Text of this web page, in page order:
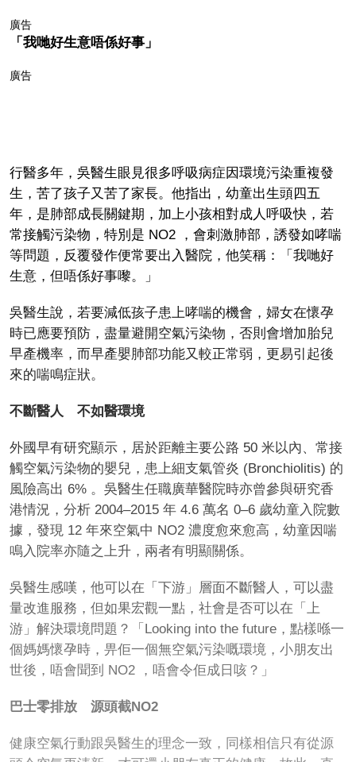
廣告
「我哋好生意唔係好事」
廣告
行醫多年，吳醫生眼見很多呼吸病症因環境污染重複發
生，苦了孩子又苦了家長。他指出，幼童出生頭四五
年，是肺部成長關鍵期，加上小孩相對成人呼吸快，若
常接觸污染物，特別是 NO2 ，會刺激肺部，誘發如哮喘
等問題，反覆發作便常要出入醫院，他笑稱：「我哋好
生意，但唔係好事嚟。」
吳醫生說，若要減低孩子患上哮喘的機會，婦女在懷孕
時已應要預防，盡量避開空氣污染物，否則會增加胎兒
早產機率，而早產嬰肺部功能又較正常弱，更易引起後
來的喘鳴症狀。
不斷醫人 不如醫環境
外國早有研究顯示，居於距離主要公路 50 米以內、常接
觸空氣污染物的嬰兒，患上細支氣管炎 (Bronchiolitis) 的
風險高出 6% 。吳醫生任職廣華醫院時亦曾參與研究香
港情況，分析 2004–2015 年 4.6 萬名 0–6 歲幼童入院數
據，發現 12 年來空氣中 NO2 濃度愈來愈高，幼童因喘
鳴入院率亦隨之上升，兩者有明顯關係。
吳醫生感嘆，他可以在「下游」層面不斷醫人，可以盡
量改進服務，但如果宏觀一點，社會是否可以在「上
游」解決環境問題？「Looking into the future，點樣喺一
個媽媽懷孕時，畀佢一個無空氣污染嘅環境，小朋友出
世後，唔會聞到 NO2 ，唔會令佢成日咳？」
巴士零排放 源頭截NO2
健康空氣行動跟吳醫生的理念一致，同樣相信只有從源